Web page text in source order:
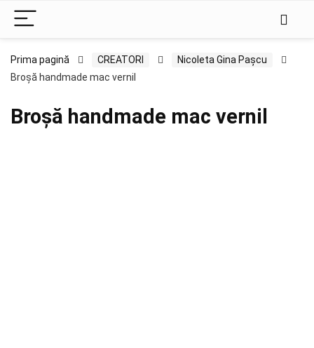
Prima pagină CREATORI
Nicoleta Gina Pașcu
Broșă handmade mac vernil
Broșă handmade mac vernil